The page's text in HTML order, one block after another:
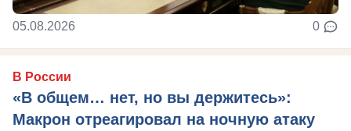
05.08.2026 0
В России
«В общем… нет, но вы держитесь»:
Макрон отреагировал на ночную атаку